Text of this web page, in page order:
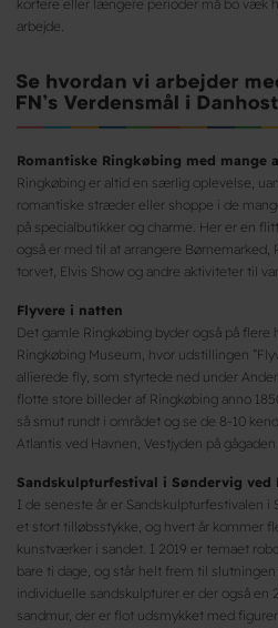
kortere eller længere perioder må bo væk
arbejde.
Romantiske Ringkøbing med mange
Ringkøbing er altid en særlig oplevelse,
romantiske stræder eller shoppe i de
på specialbutikker og charme. Her er en
også er med til at arrangere Børnemarked,
torvet, Elvis Show og andre aktiviteter til
Flyvere i natten
Det gamle Ringkøbing byder også på flere
Ringkøbing Museum, hvor udstillingen
allierede fly, som styrtede ned under
flotte store billeder af Ringkøbing anno
så smut rundt i området og se de 8-10
Atlantis ved Havnen, Vestjyden på
Sandskulpturfestival i Søndervig ved
I de seneste år er Sandskulpturfestivalen i
et stort tilløbsstykke, og hvert år kommer
kunstværker i sandet. I 2019 er temaet
bare ti dage, og står helt frem til
individuelle sandskulpturer er der også en
sandmur, der er flot udsmykket med